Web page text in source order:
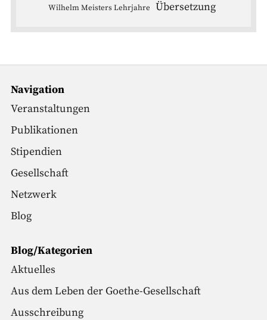
Wilhelm Meisters Lehrjahre Übersetzung
Navigation
Veranstaltungen
Publikationen
Stipendien
Gesellschaft
Netzwerk
Blog
Blog/Kategorien
Aktuelles
Aus dem Leben der Goethe-Gesellschaft
Ausschreibung